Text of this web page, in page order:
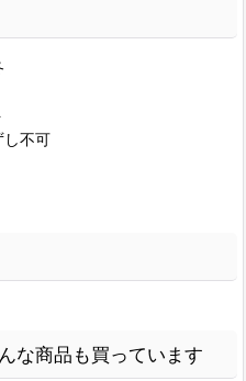
不可
な商品も買っています